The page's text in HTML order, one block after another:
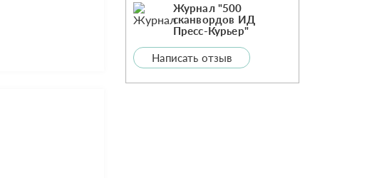
Журнал "500
сканвордов ИД
Пресс-Курьер"
Написать отзыв